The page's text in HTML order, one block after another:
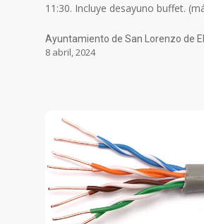
11:30. Incluye desayuno buffet.
Ayuntamiento de San Lorenzo de
8 abril, 2024